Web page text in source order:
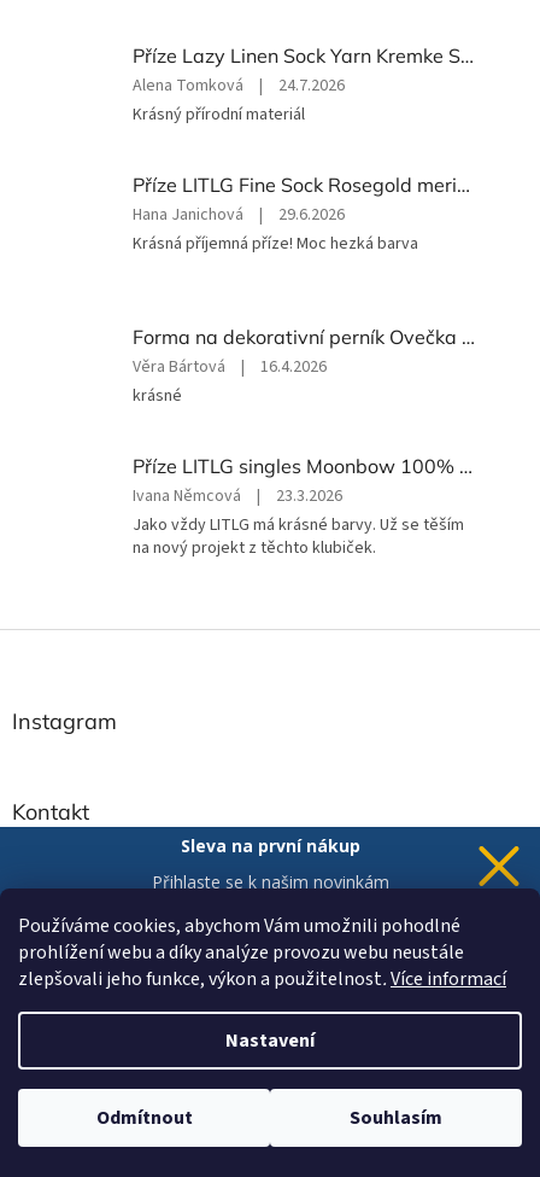
Používáme cookies, abychom Vám umožnili pohodlné
prohlížení webu a díky analýze provozu webu neustále
zlepšovali jeho funkce, výkon a použitelnost.Více informací
Nastavení
Odmítnout Souhlasím
Příze Lazy Linen Sock Yarn Kremke Soul Wool vlna a len 100 g
Hodnocení
produktu
z
5
hvězdiček.
Alena Tomková |
24.7.2026
Krásný přírodní materiál
Příze LITLG Fine Sock Rosegold merino a nylon 100 g
Hodnocení
produktu
5
hvězdiček.
Hana Janichová |
29.6.2026
Krásná příjemná příze! Moc hezká barva
Forma na dekorativní perník Ovečka 10 x 10 cm
Hodnocení
produktu
z
5
hvězdiček.
Věra Bártová |
16.4.2026
krásné
Příze LITLG singles Moonbow 100% merino superwash 100 g
Hodnocení
produktu
je
hvězdiček.
Ivana Němcová |
23.3.2026
Jako vždy LITLG má krásné barvy. Už se těším
na nový projekt z těchto klubiček.
Z
Instagram
Kontakt
seznam.cz
+420 603 187 455
+420 603 187 455
zahradainterier
Kontakty
Cena dopravy
Vrácení a reklamace zboží
Sleva na první nákup
Přihlaste se k našim novinkám
Chci novinky a slevu
Vaše data jsou u nás v bezpečí.